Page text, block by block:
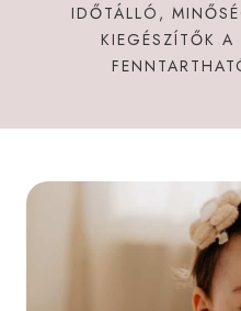
IDŐTÁLLÓ,
KIEGÉSZÍTŐK A